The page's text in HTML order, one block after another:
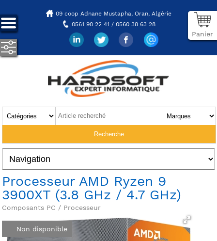
09 coop Adnane Mustapha, Oran, Algérie
0561 90 22 41 / 0560 38 63 28
Panier
Processeur AMD Ryzen 9
3900XT (3.8 GHz / 4.7 GHz)
Composants PC / Processeur
Non disponible